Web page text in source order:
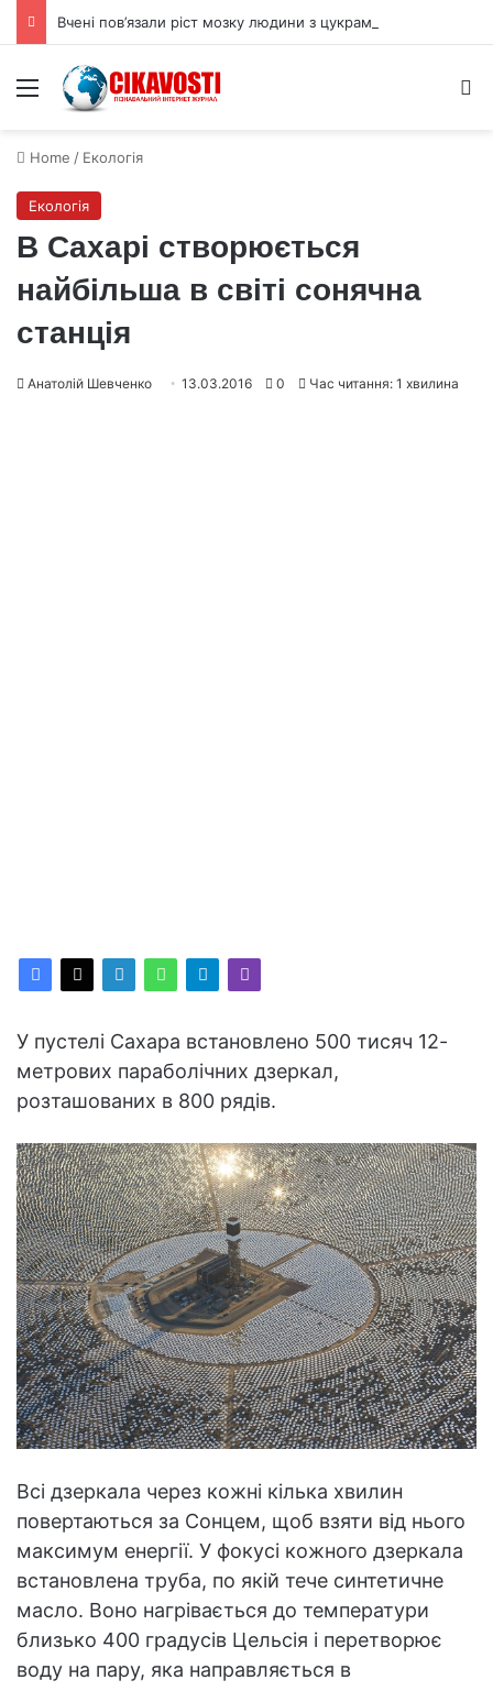
Вчені пов’язали ріст мозку людини з цукрами в раціоні
Menu
Home / Екологія
Екологія
В Сахарі створюється
найбільша в світі сонячна
станція
Анатолій Шевченко 13.03.2016 0 Час читання: 1 хвилина
У пустелі Сахара встановлено 500 тисяч 12-
метрових параболічних дзеркал,
розташованих в 800 рядів.
Всі дзеркала через кожні кілька хвилин
повертаються за Сонцем, щоб взяти від нього
максимум енергії. У фокусі кожного дзеркала
встановлена труба, по якій тече синтетичне
масло. Воно нагрівається до температури
близько 400 градусів Цельсія і перетворює
воду на пару, яка направляється в